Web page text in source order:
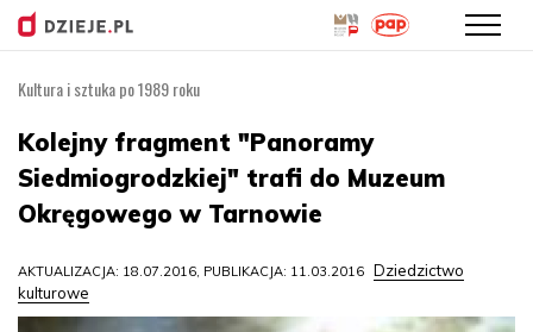
treści
Kultura i sztuka po 1989 roku
Kolejny fragment "Panoramy
Siedmiogrodzkiej" trafi do Muzeum
Okręgowego w Tarnowie
AKTUALIZACJA: 18.07.2016, PUBLIKACJA: 11.03.2016 Dziedzictwo
kulturowe